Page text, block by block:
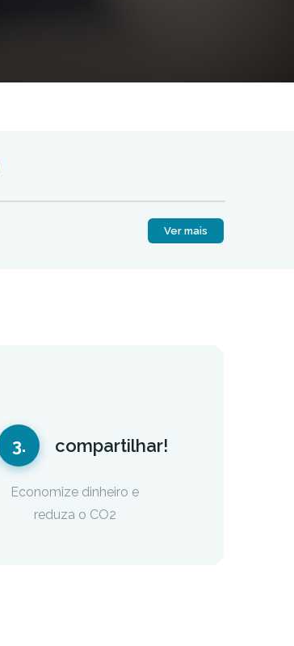
Ver mais
3. compartilhar!
Economize dinheiro e
reduza o CO2